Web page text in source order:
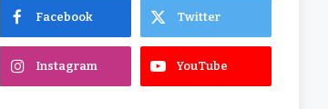
Facebook Twitter
Instagram YouTube